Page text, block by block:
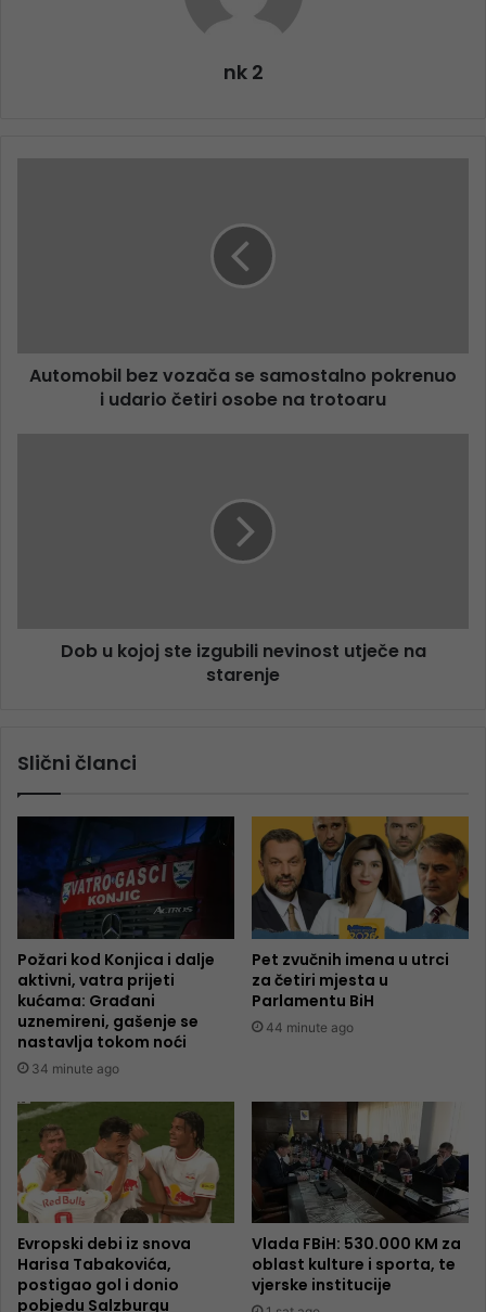
nk 2
Automobil bez vozača se samostalno pokrenuo
i udario četiri osobe na trotoaru
Dob u kojoj ste izgubili nevinost utječe na
starenje
Slični članci
Požari kod Konjica i dalje
aktivni, vatra prijeti
kućama: Građani
uznemireni, gašenje se
nastavlja tokom noći
34 minute ago
Pet zvučnih imena u utrci
za četiri mjesta u
Parlamentu BiH
44 minute ago
Evropski debi iz snova
Harisa Tabakovića,
postigao gol i donio
pobjedu Salzburgu
Vlada FBiH: 530.000 KM za
oblast kulture i sporta, te
vjerske institucije